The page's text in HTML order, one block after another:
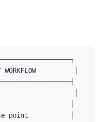
WORKFLOW          │
│
point           │